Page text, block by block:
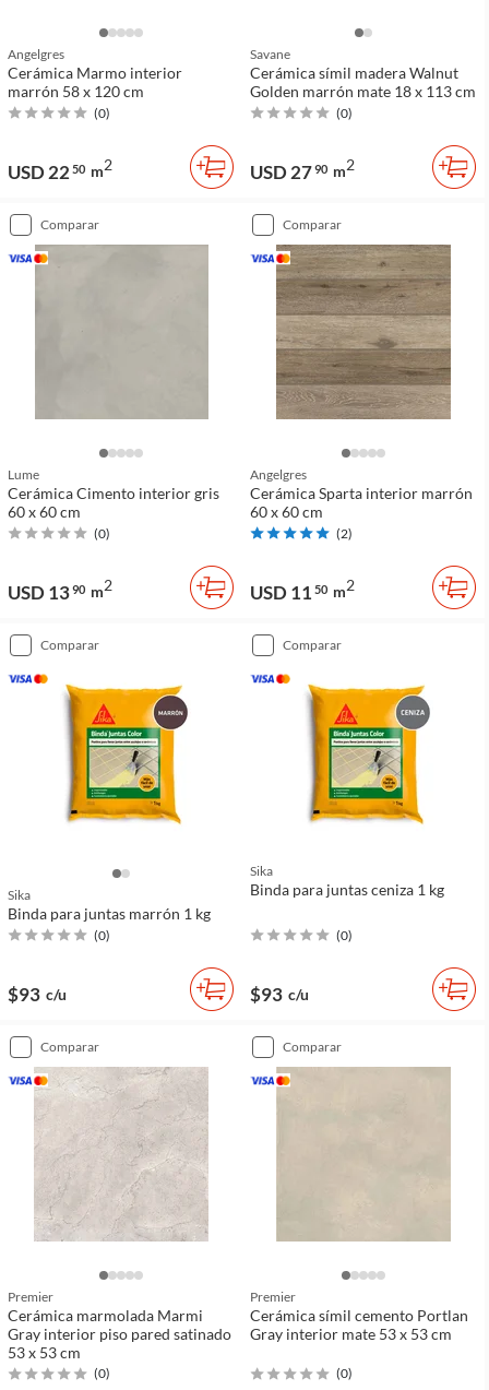
Angelgres
Cerámica Marmo interior
marrón 58 x 120 cm
(0)
USD 22 50 m2
Savane
Cerámica símil madera Walnut
Golden marrón mate 18 x 113 cm
(0)
USD 2790 m2
comparar
Lume
Cerámica Cimento interior gris
60 x 60 cm
(0)
USD 1390 m2
comparar
Angelgres
Cerámica Sparta interior marrón
60 x 60 cm
(2)
USD 11 50 m2
comparar
Sika
Binda para juntas marrón 1 kg
(0)
$93 c/u
comparar
Sika
Binda para juntas ceniza 1 kg
(0)
$93 c/u
comparar
Premier
Cerámica marmolada Marmi
Gray interior piso pared satinado
53 x 53 cm
(0)
comparar
Premier
Cerámica símil cemento Portlan
Gray interior mate 53 x 53 cm
(0)